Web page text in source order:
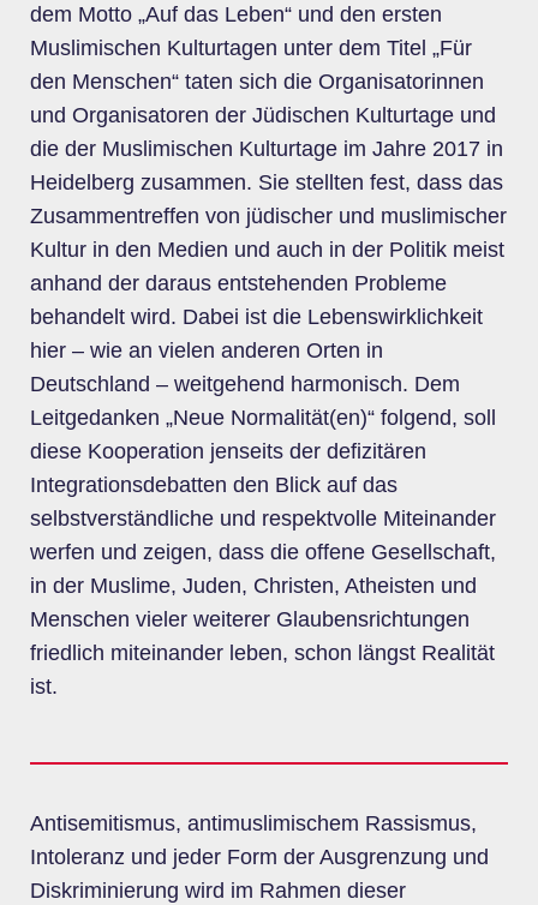
dem Motto „Auf das Leben“ und den ersten
Muslimischen Kulturtagen unter dem Titel „Für
den Menschen“ taten sich die Organisatorinnen
und Organisatoren der Jüdischen Kulturtage und
die der Muslimischen Kulturtage im Jahre 2017 in
Heidelberg zusammen. Sie stellten fest, dass das
Zusammentreffen von jüdischer und muslimischer
Kultur in den Medien und auch in der Politik meist
anhand der daraus entstehenden Probleme
behandelt wird. Dabei ist die Lebenswirklichkeit
hier – wie an vielen anderen Orten in
Deutschland – weitgehend harmonisch. Dem
Leitgedanken „Neue Normalität(en)“ folgend, soll
diese Kooperation jenseits der defizitären
Integrationsdebatten den Blick auf das
selbstverständliche und respektvolle Miteinander
werfen und zeigen, dass die offene Gesellschaft,
in der Muslime, Juden, Christen, Atheisten und
Menschen vieler weiterer Glaubensrichtungen
friedlich miteinander leben, schon längst Realität
ist.
Antisemitismus, antimuslimischem Rassismus,
Intoleranz und jeder Form der Ausgrenzung und
Diskriminierung wird im Rahmen dieser